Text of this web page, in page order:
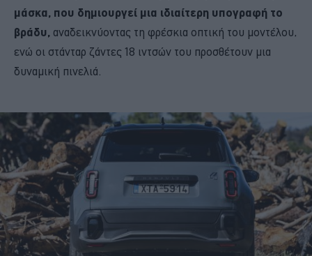
μάσκα, που δημιουργεί μια ιδιαίτερη υπογραφή το
βράδυ, αναδεικνύοντας τη φρέσκια οπτική του μοντέλου,
ενώ οι στάνταρ ζάντες 18 ιντσών του προσθέτουν μια
δυναμική πινελιά.